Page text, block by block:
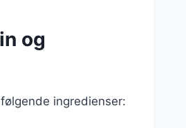
og
ingredienser: